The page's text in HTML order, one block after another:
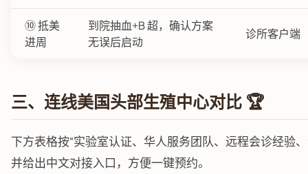
⑩ 抵美
进周
到院抽血+B 超，确认方案
无误后启动
诊所客户端
三、连线美国头部生殖中心对比 🏆
下方表格按“实验室认证、华人服务团队、远程会诊经验
并给出中文对接入口，方便一键预约。